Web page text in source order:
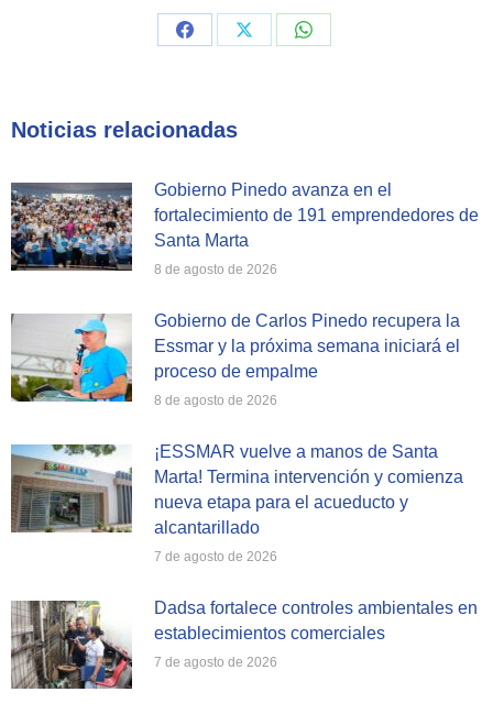
Share
Share
Share
Noticias relacionadas
Gobierno Pinedo avanza en el
fortalecimiento de 191 emprendedores de
Santa Marta
8 de agosto de 2026
Gobierno de Carlos Pinedo recupera la
Essmar y la próxima semana iniciará el
proceso de empalme
8 de agosto de 2026
¡ESSMAR vuelve a manos de Santa
Marta! Termina intervención y comienza
nueva etapa para el acueducto y
alcantarillado
7 de agosto de 2026
Dadsa fortalece controles ambientales en
establecimientos comerciales
7 de agosto de 2026